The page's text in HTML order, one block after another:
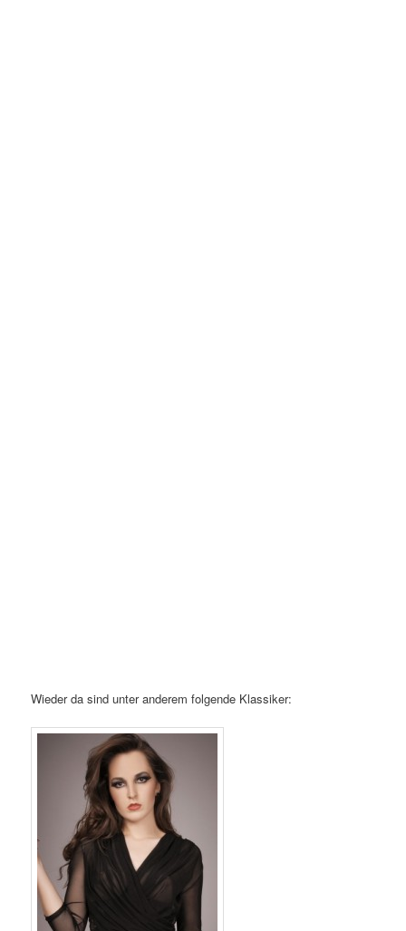
Wieder da sind unter anderem folgende Klassiker: